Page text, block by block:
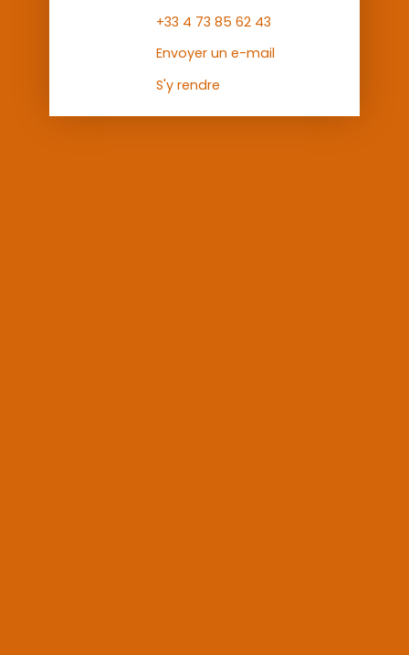
+33 4 73 85 62 43
Envoyer un e-mail
S'y rendre